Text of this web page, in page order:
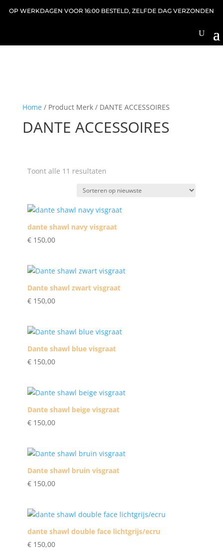
OP WERKDAGEN VOOR 16:00 BESTELD, ZELFDE DAG VERZONDEN
Home/ Product Merk / DANTE ACCESSOIRES
DANTE ACCESSOIRES
Toont alle 11 resultatenGesorteerd
nieuwste
dante shawl navy visgraat
€150,00
Dante shawl zwart visgraat
€150,00
Dante shawl blue visgraat
€150,00
Dante shawl beige visgraat
€150,00
Dante shawl bruin visgraat
€150,00
dante shawl double face lichtgrijs/ecru
€150,00